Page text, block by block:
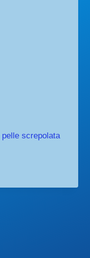
screpolata